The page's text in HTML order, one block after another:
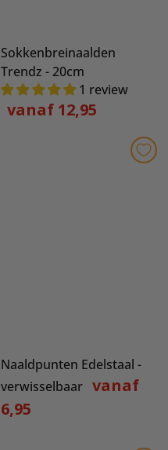
Sokkenbreinaalden
Trendz - 20cm
1 review
vanaf 12,95
Naaldpunten Edelstaal -
verwisselbaar vanaf
6,95